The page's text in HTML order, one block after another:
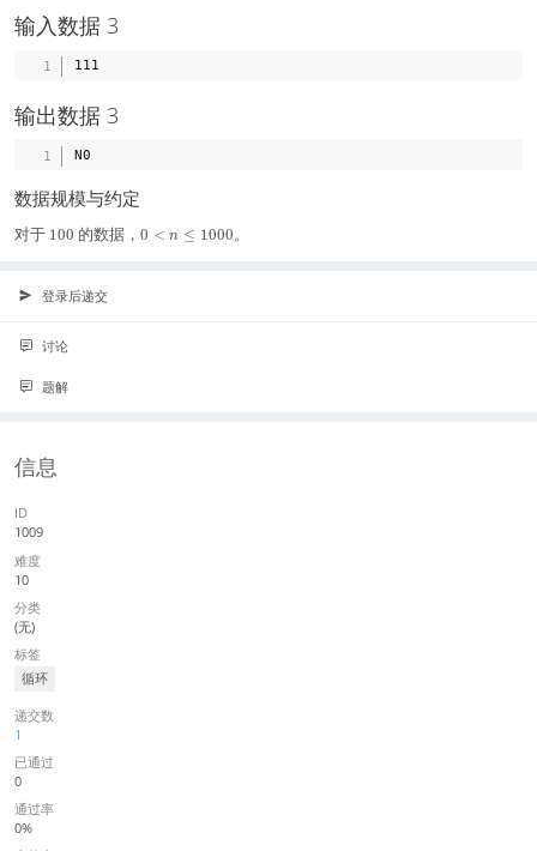
输入数据 3
输出数据 3
数据规模与约定
对于 1
100 的数据，0
0 < n ≤ 1000。
登录后递交
讨论
题解
信息
ID
1009
难度
10
分类
(无)
标签
循环
递交数
1
已通过
0
通过率
0%